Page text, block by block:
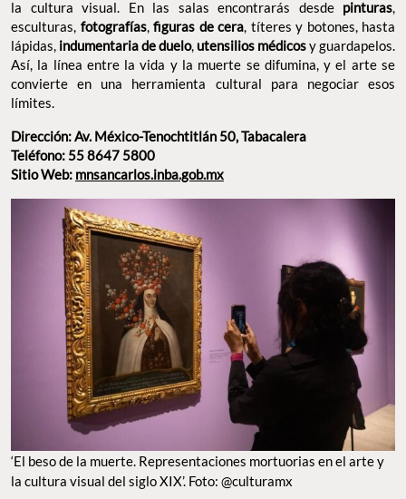
la cultura visual. En las salas encontrarás desde pinturas,
esculturas, fotografías, figuras de cera, títeres y botones, hasta
lápidas, indumentaria de duelo, utensilios médicosy guardapelos.
Así, la línea entre la vida y la muerte se difumina, y el arte se
convierte en una herramienta cultural para negociar esos
límites.
Dirección: Av. México-Tenochtitlán 50, Tabacalera
Teléfono: 55 8647 5800
Sitio Web: mnsancarlos.inba.gob.mx
‘El beso de la muerte. Representaciones mortuorias en el arte y
la cultura visual del siglo XIX’. Foto: @culturamx